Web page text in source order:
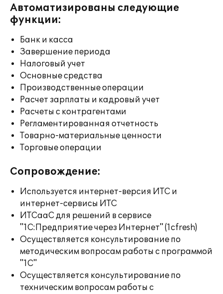
Автоматизированы следующие
функции:
Банк и касса
Завершение периода
Налоговый учет
Основные средства
Производственные операции
Расчет зарплаты и кадровый учет
Расчеты с контрагентами
Регламентированная отчетность
Товарно-материальные ценности
Торговые операции
Сопровождение:
Используется интернет-версия ИТС и
интернет-сервисы ИТС
ИТСааС для решений в сервисе
"1С:Предприятие через Интернет" (1cfresh)
Осуществляется консультирование по
методическим вопросам работы с программой
"1С"
Осуществляется консультирование по
техническим вопросам работы с